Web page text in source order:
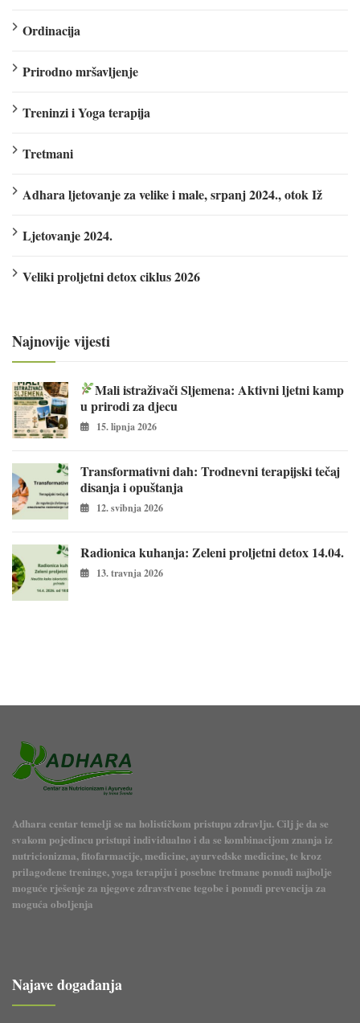
Ordinacija
Prirodno mršavljenje
Treninzi i Yoga terapija
Tretmani
Adhara ljetovanje za velike i male, srpanj 2024., otok Iž
Ljetovanje 2024.
Veliki proljetni detox ciklus 2026
Najnovije vijesti
Mali istraživači Sljemena: Aktivni ljetni kamp
u prirodi za djecu
15. lipnja 2026
Transformativni dah: Trodnevni terapijski tečaj
disanja i opuštanja
12. svibnja 2026
Radionica kuhanja: Zeleni proljetni detox 14.04.
13. travnja 2026
Adhara centar temelji se na holističkom pristupu zdravlju. Cilj je da se
svakom pojedincu pristupi individualno i da se kombinacijom znanja iz
nutricionizma, fitofarmacije, medicine, ayurvedske medicine, te kroz
prilagođene treninge, yoga terapiju i posebne tretmane ponudi najbolje
moguće rješenje za njegove zdravstvene tegobe i ponudi prevencija za
moguća oboljenja
Najave događanja